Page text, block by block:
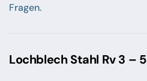
Fragen.
Lochblech Stahl Rv 3 – 5